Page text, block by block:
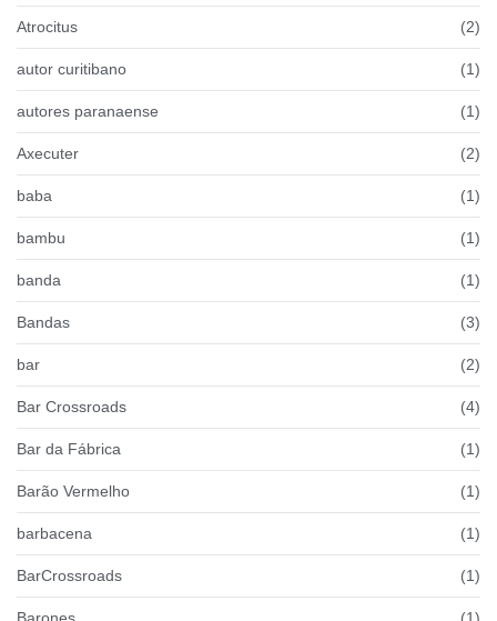
Atrocitus (2)
autor curitibano (1)
autores paranaense (1)
Axecuter (2)
baba (1)
bambu (1)
banda (1)
Bandas (3)
bar (2)
Bar Crossroads (4)
Bar da Fábrica (1)
Barão Vermelho (1)
barbacena (1)
BarCrossroads (1)